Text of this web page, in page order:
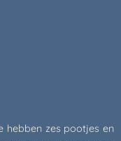
hebben zes pootjes en